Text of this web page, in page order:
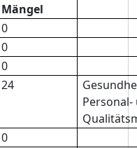
Mängel
0
0
0
24
Personal-
0